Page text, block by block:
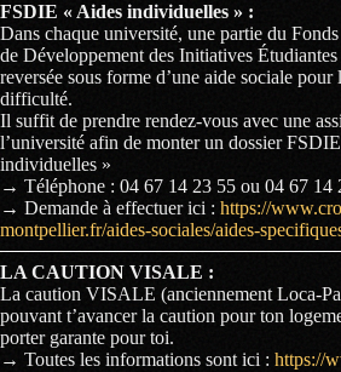
FSDIE « Aides individuelles » :
Dans chaque université, une partie du
de Développement des Initiatives
reversée sous forme d’une aide sociale pour
difficulté.
Il suffit de prendre rendez-vous avec une
l’université afin de monter un dossier
individuelles »
→ Téléphone : 04 67 14 23 55 ou 04 67 14
→ Demande à effectuer ici : https://
montpellier.fr/aides-sociales/aides-
LA CAUTION VISALE :
La caution VISALE (anciennement Loca-
pouvant t’avancer la caution pour ton
porter garante pour toi.
→ Toutes les informations sont ici : https://